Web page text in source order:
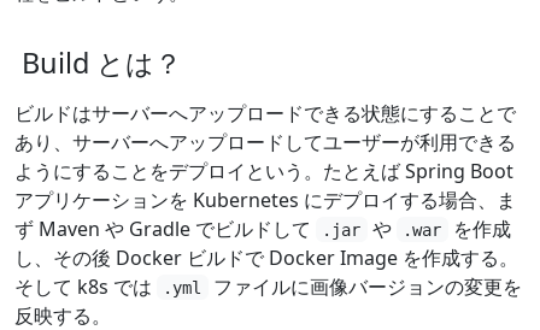
Build とは？
ビルドはサーバーへアップロードできる状態にすることで
あり、サーバーへアップロードしてユーザーが利用できる
ようにすることをデプロイという。たとえば Spring Boot
アプリケーションを Kubernetes にデプロイする場合、ま
ず Maven や Gradle でビルドして
.jar や .war
を作成
し、その後 Docker ビルドで Docker Image を作成する。
そして k8s では
.yml
ファイルに画像バージョンの変更を
反映する。